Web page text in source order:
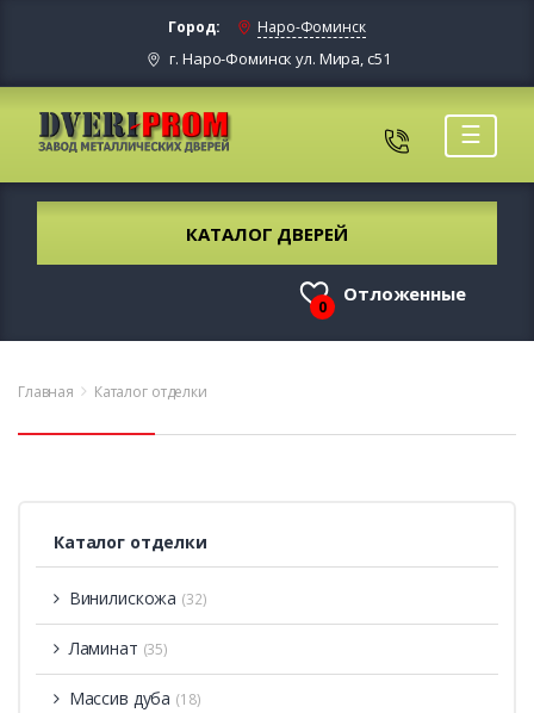
Город: Наро-Фоминск
г. Наро-Фоминск ул. Мира, с51
☰
КАТАЛОГ ДВЕРЕЙ
0
Отложенные
Главная Каталог отделки
Каталог отделки
Винилискожа (32)
Ламинат (35)
Массив дуба (18)